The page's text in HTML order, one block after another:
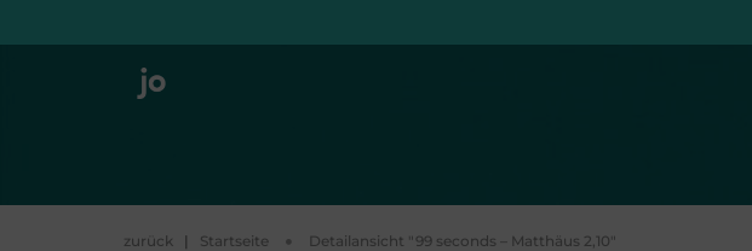
zurück | Startseite Detailansicht "99 seconds – Matthäus 2,10"